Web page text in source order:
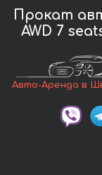
Прокат
AWD 7
Авто-Аренда в